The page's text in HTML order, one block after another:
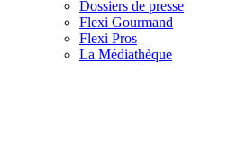
Dossiers de presse
Flexi Gourmand
Flexi Pros
La Médiathèque